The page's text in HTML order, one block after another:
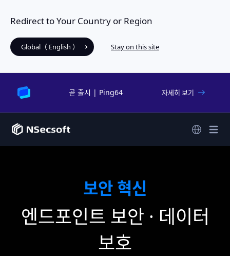
Redirect to Your Country or Region
Global（ English ） Stay on this site
곧 출시 | Ping64 자세히 보기
보안 혁신
엔드포인트 보안 · 데이터
보호